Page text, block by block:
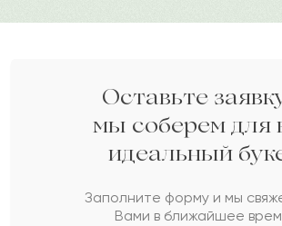
Дарите своим близким любовь
М Манап
Адилет
Иларион
Эрика
Оставьте
мы соберем для
идеальный
Заполните форму и мы
Вами в ближайшее